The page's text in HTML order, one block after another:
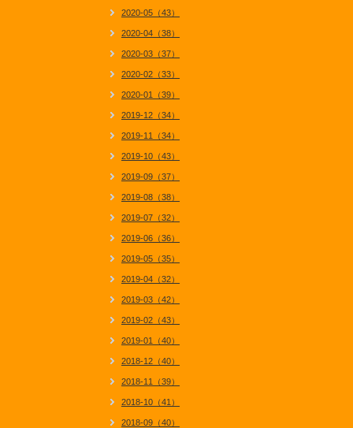
2020-05（43）
2020-04（38）
2020-03（37）
2020-02（33）
2020-01（39）
2019-12（34）
2019-11（34）
2019-10（43）
2019-09（37）
2019-08（38）
2019-07（32）
2019-06（36）
2019-05（35）
2019-04（32）
2019-03（42）
2019-02（43）
2019-01（40）
2018-12（40）
2018-11（39）
2018-10（41）
2018-09（40）